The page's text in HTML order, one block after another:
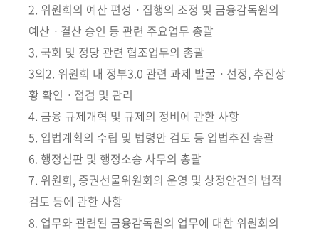
2. 위원회의 예산 편성ㆍ집행의 조정 및 금융감독원의
예산ㆍ결산 승인 등 관련 주요업무 총괄
3. 국회 및 정당 관련 협조업무의 총괄
3의2. 위원회 내 정부3.0 관련 과제 발굴ㆍ선정, 추진상
황 확인ㆍ점검 및 관리
4. 금융 규제개혁 및 규제의 정비에 관한 사항
5. 입법계획의 수립 및 법령안 검토 등 입법추진 총괄
6. 행정심판 및 행정소송 사무의 총괄
7. 위원회, 증권선물위원회의 운영 및 상정안건의 법적
검토 등에 관한 사항
8. 업무와 관련된 금융감독원의 업무에 대한 위원회의